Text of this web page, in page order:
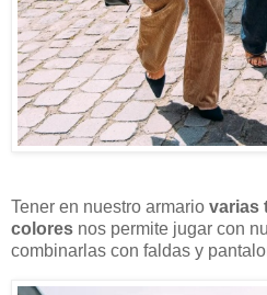
Tener en nuestro armario varias
colores nos permite jugar con
combinarlas con faldas y